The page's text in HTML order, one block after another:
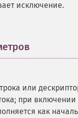
исключение.
или
при
как